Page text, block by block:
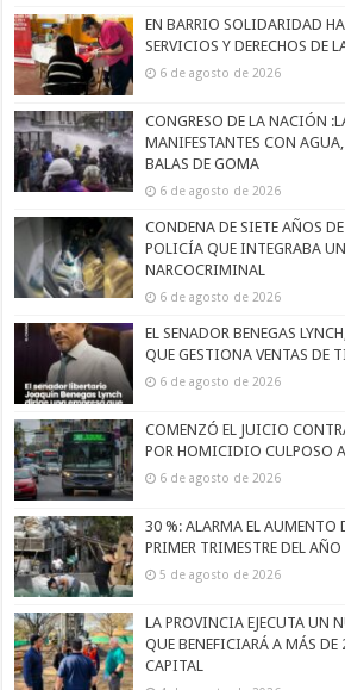
EN BARRIO SOLIDARIDAD
SERVICIOS Y DERECHOS DE
6 de agosto de 2026
CONGRESO DE LA NACIÓN
MANIFESTANTES CON
BALAS DE GOMA
6 de agosto de 2026
CONDENA DE SIETE AÑOS
POLICÍA QUE INTEGRABA
NARCOCRIMINAL
6 de agosto de 2026
EL SENADOR BENEGAS
QUE GESTIONA VENTAS DE
6 de agosto de 2026
COMENZÓ EL JUICIO
POR HOMICIDIO CULPOSO
6 de agosto de 2026
30 %: ALARMA EL AUMENTO
PRIMER TRIMESTRE DEL AÑO
5 de agosto de 2026
LA PROVINCIA EJECUTA UN
QUE BENEFICIARÁ A MÁS
CAPITAL